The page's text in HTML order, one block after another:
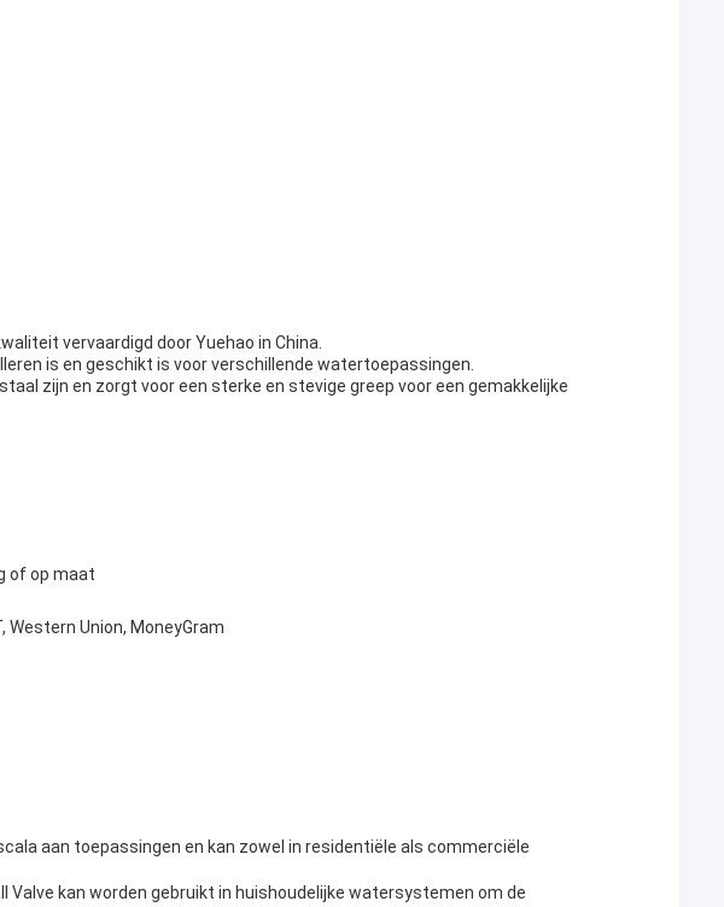
vervaardigd door Yuehao in China.
is en geschikt is voor verschillende watertoepassingen.
zijn en zorgt voor een sterke en stevige greep voor een gemakkelijke
of op maat
Western Union, MoneyGram
aan toepassingen en kan zowel in residentiële als commerciële
Valve kan worden gebruikt in huishoudelijke watersystemen om de